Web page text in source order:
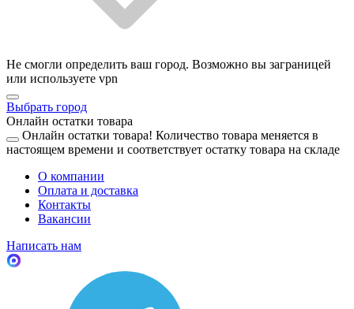
Не смогли определить ваш город. Возможно вы заграницей
или используете vpn
Выбрать город
Онлайн остатки товара
Онлайн остатки товара! Количество товара меняется в
настоящем времени и соответствует остатку товара на складе
О компании
Оплата и доставка
Контакты
Вакансии
Написать нам